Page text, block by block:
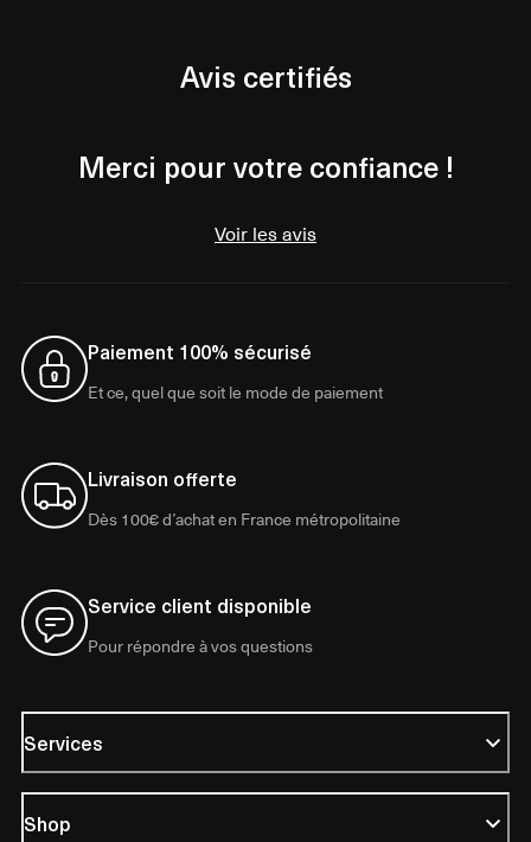
Avis certifiés
Merci pour votre confiance !
Voir les avis
Paiement 100% sécurisé
Et ce, quel que soit le mode de paiement
Livraison offerte
Dès 100€ d’achat en France métropolitaine
Service client disponible
Pour répondre à vos questions
Services
Shop